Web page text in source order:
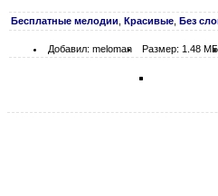
Бесплатные мелодии Красивые Без
Добавил: meloman Размер: 1.48 МБ